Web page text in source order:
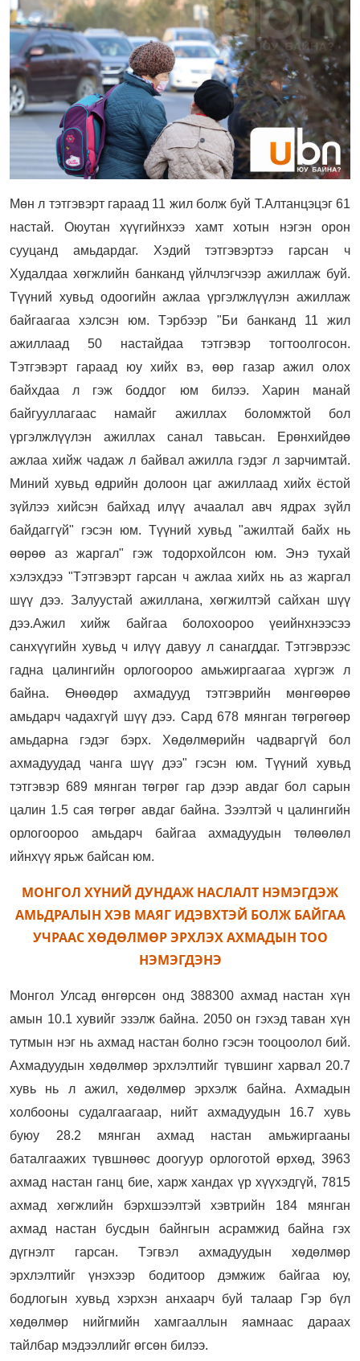
Мөн л тэтгэвэрт гараад 11 жил болж буй Т.Алтанцэцэг 61
настай. Оюутан хүүгийнхээ хамт хотын нэгэн орон
сууцанд амьдардаг. Хэдий тэтгэвэртээ гарсан ч
Худалдаа хөгжлийн банканд үйлчлэгчээр ажиллаж буй.
Түүний хувьд одоогийн ажлаа үргэлжлүүлэн ажиллаж
байгаагаа хэлсэн юм. Тэрбээр "Би банканд 11 жил
ажиллаад 50 настайдаа тэтгэвэр тогтоолгосон.
Тэтгэвэрт гараад юу хийх вэ, өөр газар ажил олох
байхдаа л гэж боддог юм билээ. Харин манай
байгууллагаас намайг ажиллах боломжтой бол
үргэлжлүүлэн ажиллах санал тавьсан. Ерөнхийдөө
ажлаа хийж чадаж л байвал ажилла гэдэг л зарчимтай.
Миний хувьд өдрийн долоон цаг ажиллаад хийх ёстой
зүйлээ хийсэн байхад илүү ачаалал авч ядрах зүйл
байдаггүй" гэсэн юм. Түүний хувьд "ажилтай байх нь
өөрөө аз жаргал" гэж тодорхойлсон юм. Энэ тухай
хэлэхдээ "Тэтгэвэрт гарсан ч ажлаа хийх нь аз жаргал
шүү дээ. Залуустай ажиллана, хөгжилтэй сайхан шүү
дээ.Ажил хийж байгаа болохоороо үеийнхнээсээ
санхүүгийн хувьд ч илүү давуу л санагддаг. Тэтгэврээс
гадна цалингийн орлогоороо амьжиргаагаа хүргэж л
байна. Өнөөдөр ахмадууд тэтгэврийн мөнгөөрөө
амьдарч чадахгүй шүү дээ. Сард 678 мянган төгрөгөөр
амьдарна гэдэг бэрх. Хөдөлмөрийн чадваргүй бол
ахмадуудад чанга шүү дээ" гэсэн юм. Түүний хувьд
тэтгэвэр 689 мянган төгрөг гар дээр авдаг бол сарын
цалин 1.5 сая төгрөг авдаг байна. Зээлтэй ч цалингийн
орлогоороо амьдарч байгаа ахмадуудын төлөөлөл
ийнхүү ярьж байсан юм.
МОНГОЛ ХҮНИЙ ДУНДАЖ НАСЛАЛТ НЭМЭГДЭЖ
АМЬДРАЛЫН ХЭВ МАЯГ ИДЭВХТЭЙ БОЛЖ БАЙГАА
УЧРААС ХӨДӨЛМӨР ЭРХЛЭХ АХМАДЫН ТОО
НЭМЭГДЭНЭ
Монгол Улсад өнгөрсөн онд 388300 ахмад настан хүн
амын 10.1 хувийг эзэлж байна. 2050 он гэхэд таван хүн
тутмын нэг нь ахмад настан болно гэсэн тооцоолол бий.
Ахмадуудын хөдөлмөр эрхлэлтийг түвшинг харвал 20.7
хувь нь л ажил, хөдөлмөр эрхэлж байна. Ахмадын
холбооны судалгаагаар, нийт ахмадуудын 16.7 хувь
буюу 28.2 мянган ахмад настан амьжиргааны
баталгаажих түвшнөөс доогуур орлоготой өрхөд, 3963
ахмад настан ганц бие, харж хандах үр хүүхэдгүй, 7815
ахмад хөгжлийн бэрхшээлтэй хэвтрийн 184 мянган
ахмад настан бусдын байнгын асрамжид байна гэх
дүгнэлт гарсан. Тэгвэл ахмадуудын хөдөлмөр
эрхлэлтийг үнэхээр бодитоор дэмжиж байгаа юу,
бодлогын хувьд хэрхэн анхаарч буй талаар Гэр бүл
хөдөлмөр нийгмийн хамгааллын яамнаас дараах
тайлбар мэдээллийг өгсөн билээ.